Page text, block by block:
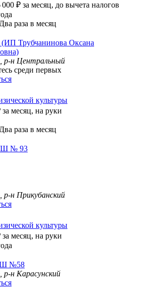
000 ₽ за месяц, до вычета налогов
раза в месяц
(ИП Трубчанинова Оксана
р-н Центральный
среди первых
культуры
за месяц, на руки
раза в месяц
№ 93
р-н Прикубанский
культуры
за месяц, на руки
№58
р-н Карасунский